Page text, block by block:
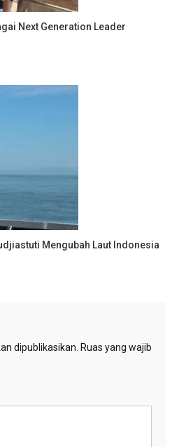
Next Generation Leader
Mengubah Laut Indonesia
dipublikasikan. Ruas yang wajib